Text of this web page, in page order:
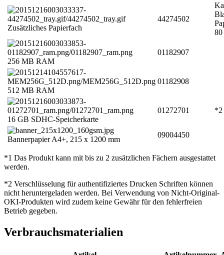
Zusätzliches Papierfach
44274502
80
256 MB RAM
01182907
512 MB RAM
01182908
16 GB SDHC-Speicherkarte
01272701 *2
Bannerpapier A4+, 215 x 1200 mm
09004450
*1 Das Produkt kann mit bis zu 2 zusätzlichen Fächern ausgestattet
werden.
*2 Verschlüsselung für authentifiziertes Drucken Schriften können
nicht heruntergeladen werden. Bei Verwendung von Nicht-Original-
OKI-Produkten wird zudem keine Gewähr für den fehlerfreien
Betrieb gegeben.
Verbrauchsmaterialien